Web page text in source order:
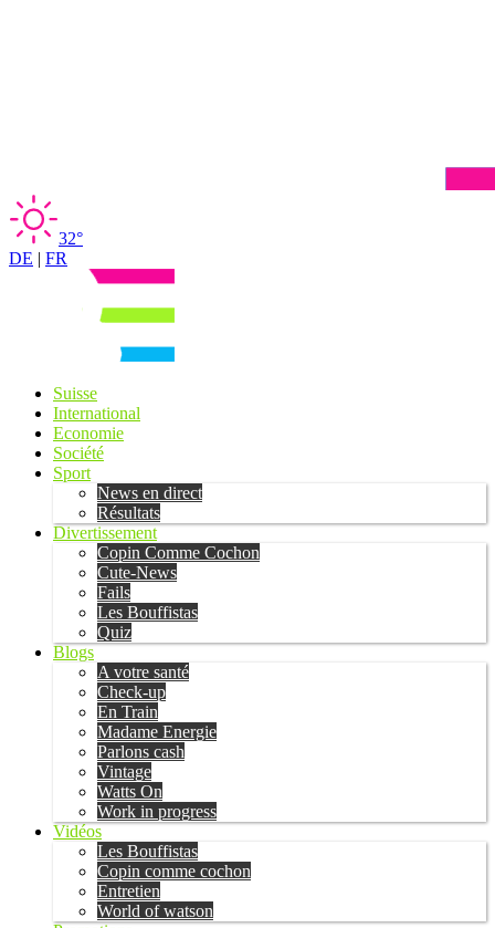
32°
DE | FR
Suisse
International
Economie
Société
Sport
News en direct
Résultats
Divertissement
Copin Comme Cochon
Cute-News
Fails
Les Bouffistas
Quiz
Blogs
A votre santé
Check-up
En Train
Madame Energie
Parlons cash
Vintage
Watts On
Work in progress
Vidéos
Les Bouffistas
Copin comme cochon
Entretien
World of watson